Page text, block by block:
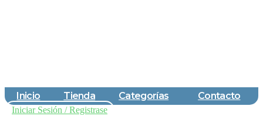
Inicio Tienda Categorías Contacto
Iniciar Sesión / Registrase